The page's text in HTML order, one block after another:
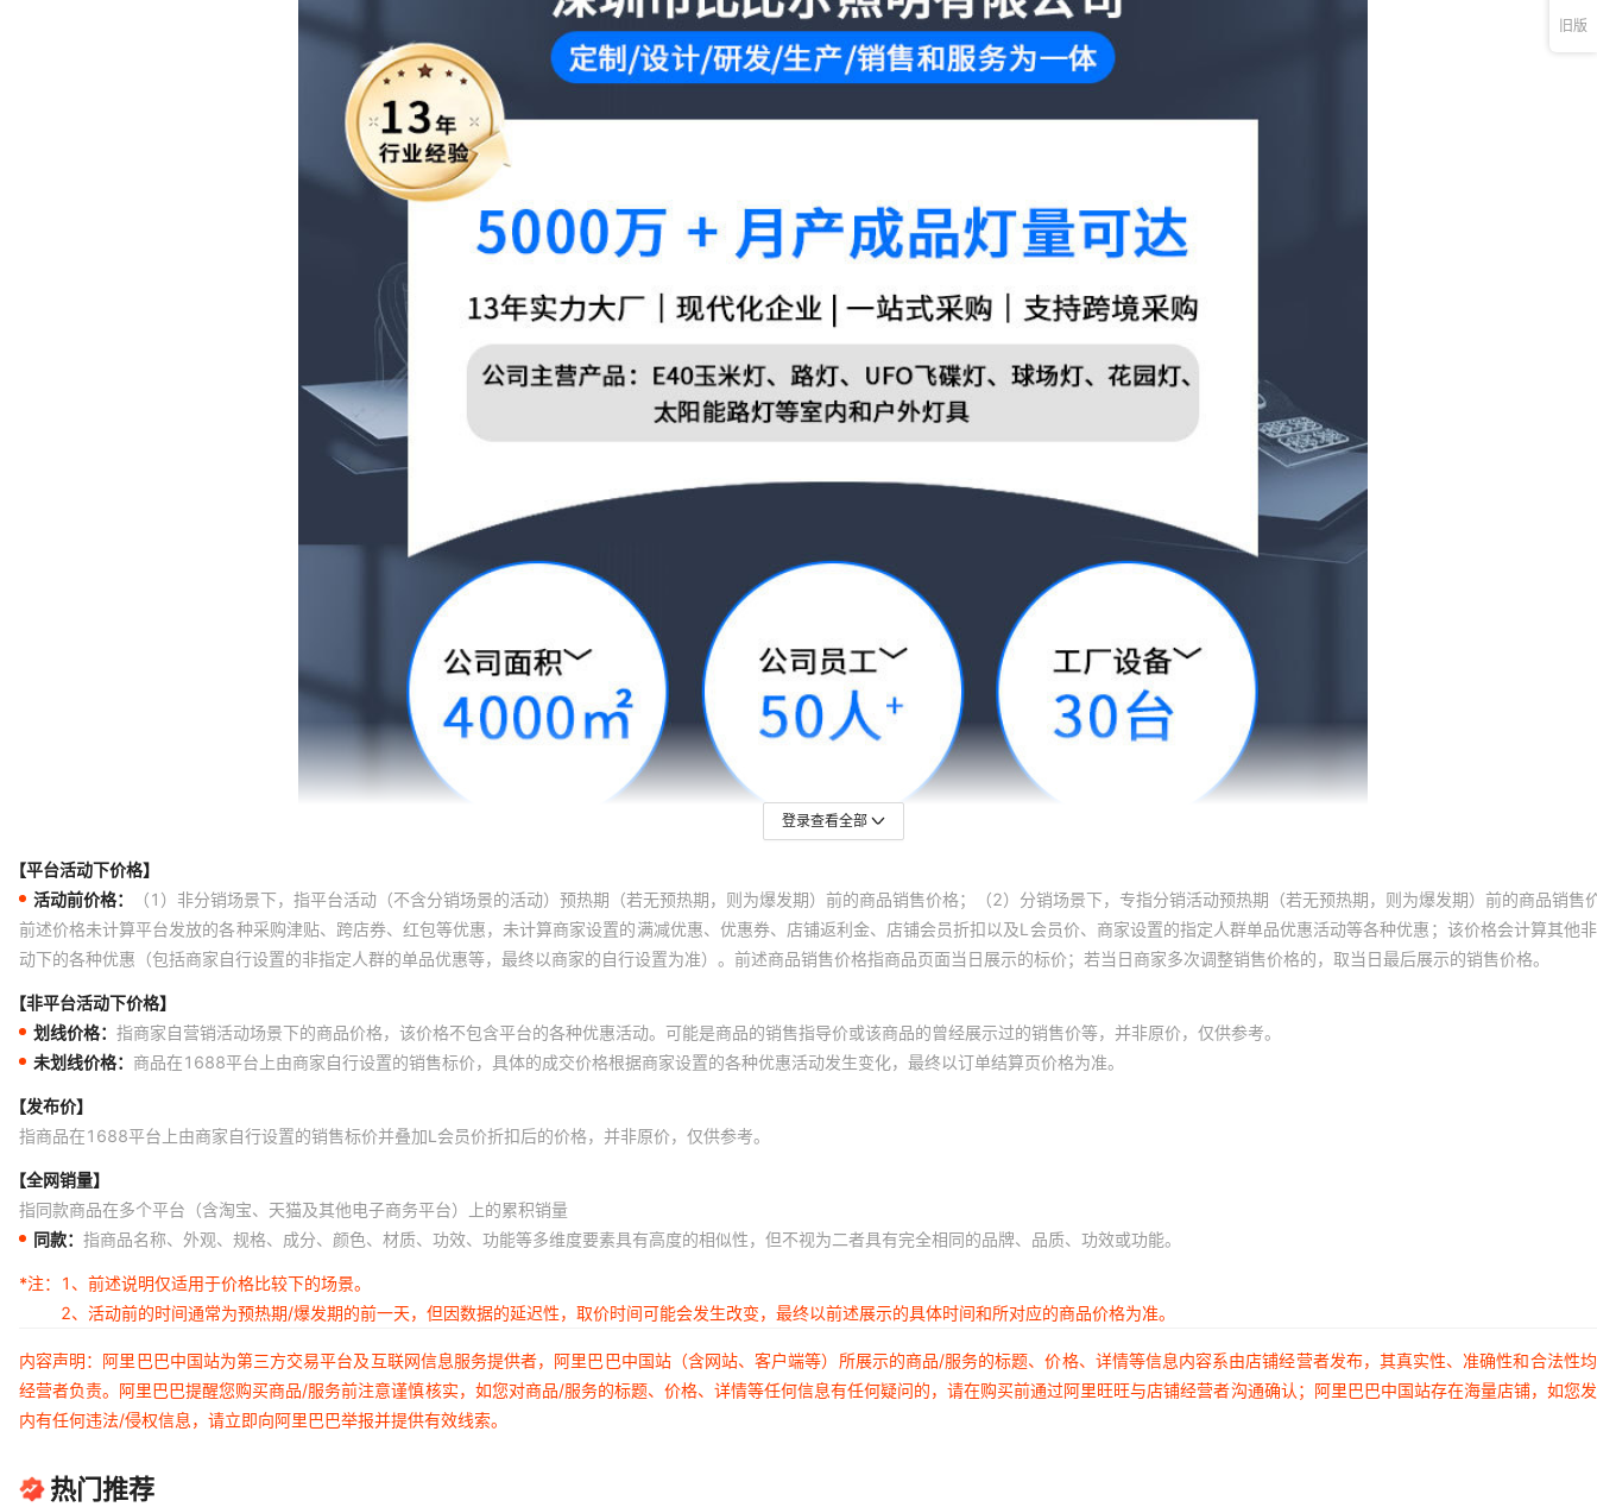
登录查看全部
【平台活动下价格】
活动前价格：
（1）非分销场景下，指平台活动（不含分销场景的活动）预热期（若无预热期，则为爆发期）前的商品销售价格；（2）分销场景下，专指分销活动预热期（若无预热期，则为爆发期）前的商品销售
前述价格未计算平台发放的各种采购津贴、跨店券、红包等优惠，未计算商家设置的满减优惠、优惠券、店铺返利金、店铺会员折扣以及L会员价、商家设置的指定人群单品优惠活动等各种优惠；该价格会计算其他
动下的各种优惠（包括商家自行设置的非指定人群的单品优惠等，最终以商家的自行设置为准）。前述商品销售价格指商品页面当日展示的标价；若当日商家多次调整销售价格的，取当日最后展示的销售价格。
【非平台活动下价格】
划线价格： 指商家自营销活动场景下的商品价格，该价格不包含平台的各种优惠活动。可能是商品的销售指导价或该商品的曾经展示过的销售价等，并非原价，仅供参考。
未划线价格： 商品在1688平台上由商家自行设置的销售标价，具体的成交价格根据商家设置的各种优惠活动发生变化，最终以订单结算页价格为准。
【发布价】
指商品在1688平台上由商家自行设置的销售标价并叠加L会员价折扣后的价格，并非原价，仅供参考。
【全网销量】
指同款商品在多个平台（含淘宝、天猫及其他电子商务平台）上的累积销量
同款： 指商品名称、外观、规格、成分、颜色、材质、功效、功能等多维度要素具有高度的相似性，但不视为二者具有完全相同的品牌、品质、功效或功能。
*注：
1、前述说明仅适用于价格比较下的场景。
2、活动前的时间通常为预热期/爆发期的前一天，但因数据的延迟性，取价时间可能会发生改变，最终以前述展示的具体时间和所对应的商品价格为准。
内容声明：阿里巴巴中国站为第三方交易平台及互联网信息服务提供者，阿里巴巴中国站（含网站、客户端等）所展示的商品/服务的标题、价格、详情等信息内容系由店铺经营者发布，其真实性、准确性和合法性
经营者负责。阿里巴巴提醒您购买商品/服务前注意谨慎核实，如您对商品/服务的标题、价格、详情等任何信息有任何疑问的，请在购买前通过阿里旺旺与店铺经营者沟通确认；阿里巴巴中国站存在海量店铺，如您
内有任何违法/侵权信息，请立即向阿里巴巴举报并提供有效线索。
热门推荐
旧版